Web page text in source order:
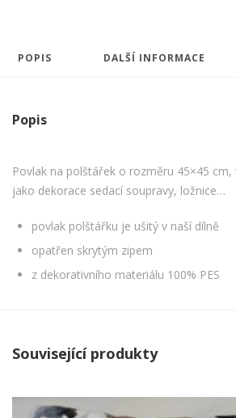
POPIS DALŠÍ INFORMACE
Popis
Povlak na polštářek o rozměru 45×45
jako dekorace sedací soupravy, ložnice…
povlak polštářku je ušitý v naší dílně
opatřen skrytým zipem
z dekorativního materiálu 100% PES
Související produkty